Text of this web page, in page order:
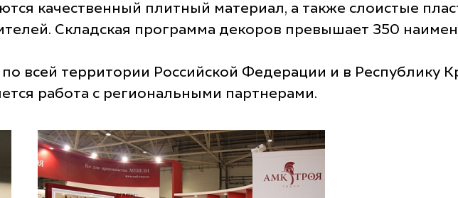
качественный плитный материал, а также слоистые
Складская программа декоров превышает 350
всей территории Российской Федерации и в Республику
работа с региональными партнерами.